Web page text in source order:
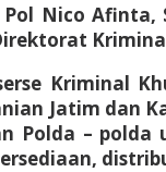
Nico
Kriminal
Jatim dan
Polda –